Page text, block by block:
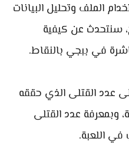
الملف وتحليل البيانات
سنتحدث عن كيفية
في ببجي بالنقاط.
عدد القتلى الذي حققه
وبمعرفة عدد القتلى
اللعبة.